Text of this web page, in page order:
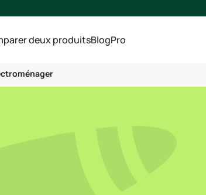
deux produitsBlogPro